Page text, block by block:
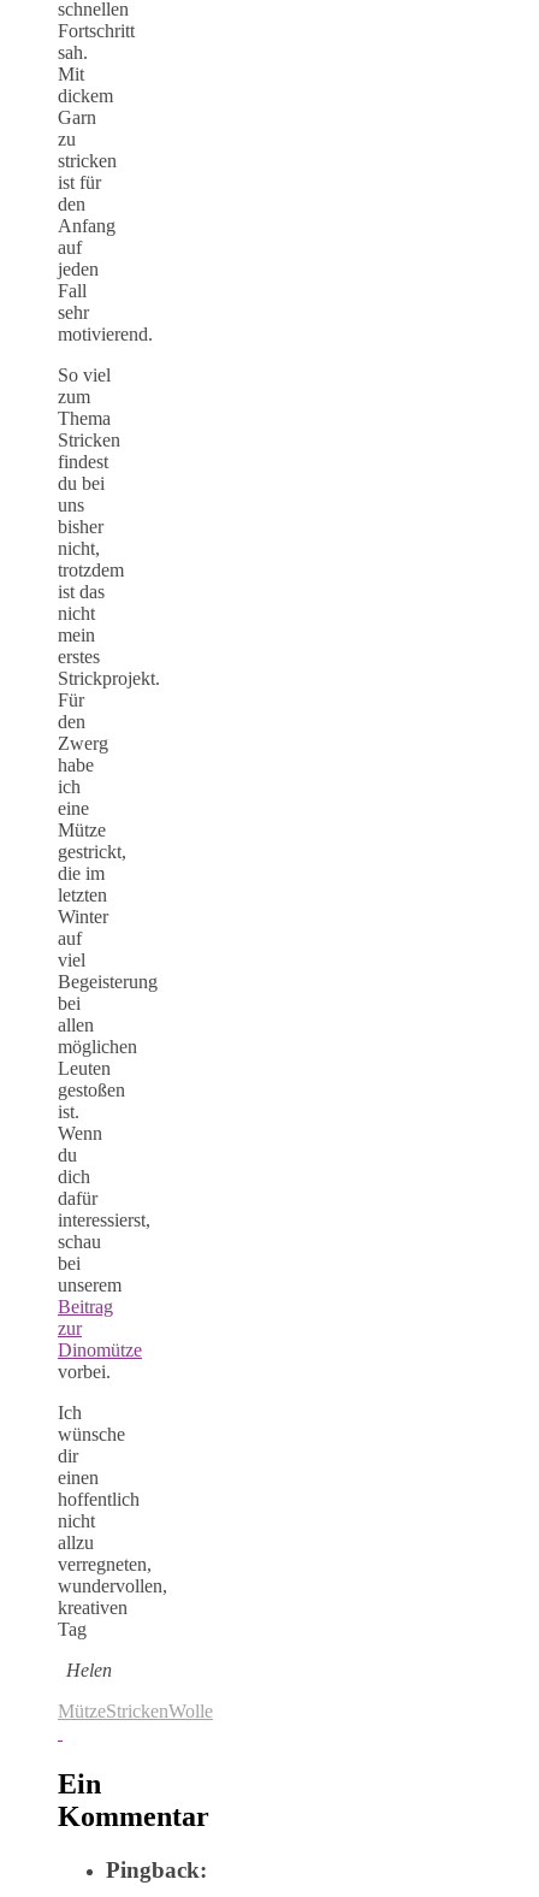
schnellen
Fortschritt
sah.
Mit
dickem
Garn
zu
stricken
ist für
den
Anfang
auf
jeden
Fall
sehr
motivierend.
So viel
zum
Thema
Stricken
findest
du bei
uns
bisher
nicht,
trotzdem
ist das
nicht
mein
erstes
Strickprojekt.
Für
den
Zwerg
habe
ich
eine
Mütze
gestrickt,
die im
letzten
Winter
auf
viel
Begeisterung
bei
allen
möglichen
Leuten
gestoßen
ist.
Wenn
du
dich
dafür
interessierst,
schau
bei
unserem
Beitrag
zur
Dinomütze
vorbei.
Ich
wünsche
dir
einen
hoffentlich
nicht
allzu
verregneten,
wundervollen,
kreativen
Tag
Helen
MützeStrickenWolle
Ein
Kommentar
Pingback: